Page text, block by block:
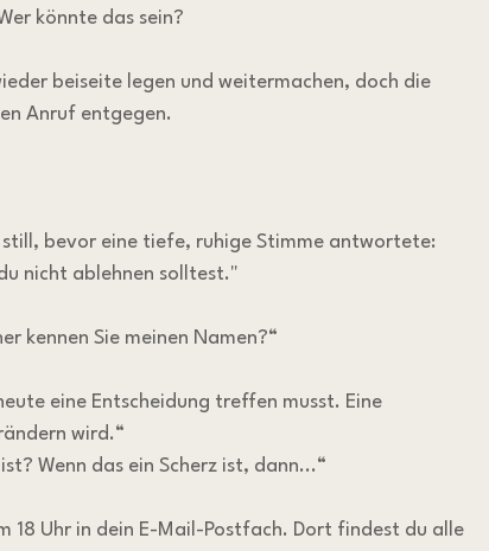
könnte das sein?
beiseite legen und weitermachen, doch die
Anruf entgegen.
bevor eine tiefe, ruhige Stimme antwortete:
nicht ablehnen solltest."
kennen Sie meinen Namen?“
eine Entscheidung treffen musst. Eine
wird.“
Wenn das ein Scherz ist, dann...“
18 Uhr in dein E-Mail-Postfach. Dort findest du alle